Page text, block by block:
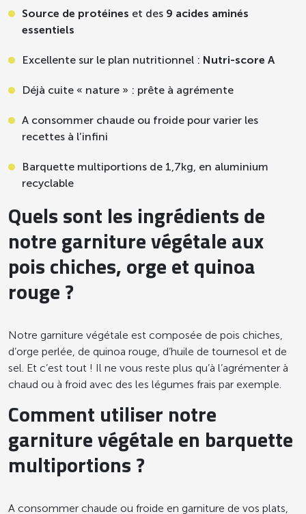
à domicile
institution déjeuner
Personnes âgées en
institution dîner
EN GRAMMES (± 10%)
Selon les recommandations, les
légumes d’aucy ont une fréquence de
consommation sur 20 repas
consécutifs de 10/20 minimum (hors
personnes âgées en institution pour les
repas du soir) *
* GEMRCN = Groupe d’Etudes des
de Nutrition
Source de protéines et des 9 acides aminés
essentiels
Excellente sur le plan nutritionnel : Nutri-score A
Déjà cuite « nature » : prête à agrémente
A consommer chaude ou froide pour varier les
recettes à l’infini
Barquette multiportions de 1,7kg, en aluminium
recyclable
Quels sont les ingrédients de
notre garniture végétale aux
pois chiches, orge et quinoa
rouge ?
Notre garniture végétale est composée de pois chiches,
d’orge perlée, de quinoa rouge, d’huile de tournesol et de
sel. Et c’est tout ! Il ne vous reste plus qu’à l’agrémenter à
chaud ou à froid avec des les légumes frais par exemple.
Comment utiliser notre
garniture végétale en barquette
multiportions ?
A consommer chaude ou froide en garniture de vos plats,